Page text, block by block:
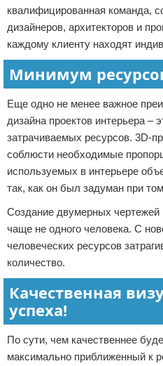
квалифицированная команда,
дизайнеров, архитекторов и
каждому клиенту находят
Минимум
Еще одно не менее важное
дизайна проектов интерьера –
затрачиваемых ресурсов. 3D-
соблюсти необходимые
используемых в интерьере
так, как он был задуман при
Создание двумерных чертежей
чаще не одного человека. С
человеческих ресурсов
количество.
Качественная
успеха!
По сути, чем качественнее
максимально приближенный к